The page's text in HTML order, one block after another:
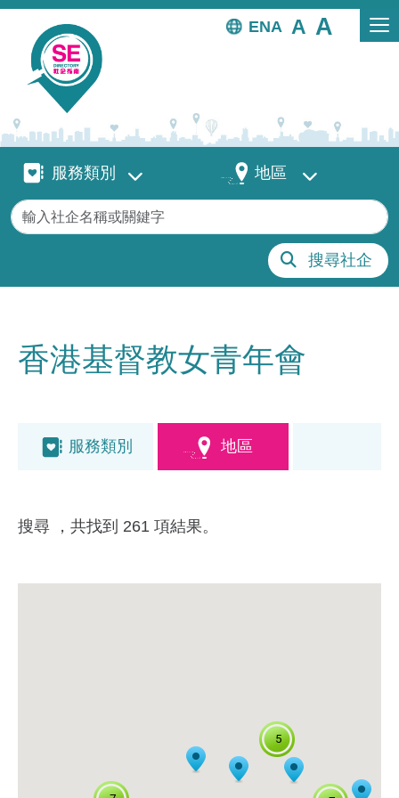
移至主內容
EN
服務類別服務類別 地區 地區
關鍵字
搜尋社企
香港基督教女青年會
服務類別 地區
搜尋 ，共找到 261 項結果。
5